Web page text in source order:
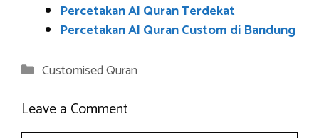
Percetakan Al Quran Terdekat
Percetakan Al Quran Custom di Bandung
Categories
Customised Quran
Leave a Comment